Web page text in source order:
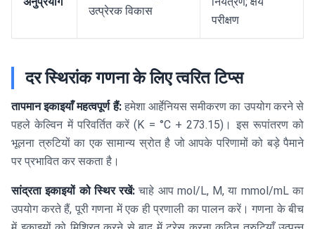
उत्प्रेरक विकास
परीक्षण
दर स्थिरांक गणना के लिए त्वरित टिप्स
तापमान इकाइयाँ महत्वपूर्ण हैं:हमेशा आर्हेनियस समीकरण का उपयोग करने से
पहले केल्विन में परिवर्तित करें (K = °C + 273.15)। इस रूपांतरण को
भूलना त्रुटियों का एक सामान्य स्रोत है जो आपके परिणामों को बड़े पैमाने
पर प्रभावित कर सकता है।
सांद्रता इकाइयों को स्थिर रखें: चाहे आप mol/L, M, या mmol/mL का
उपयोग करते हैं, पूरी गणना में एक ही प्रणाली का पालन करें। गणना के बीच